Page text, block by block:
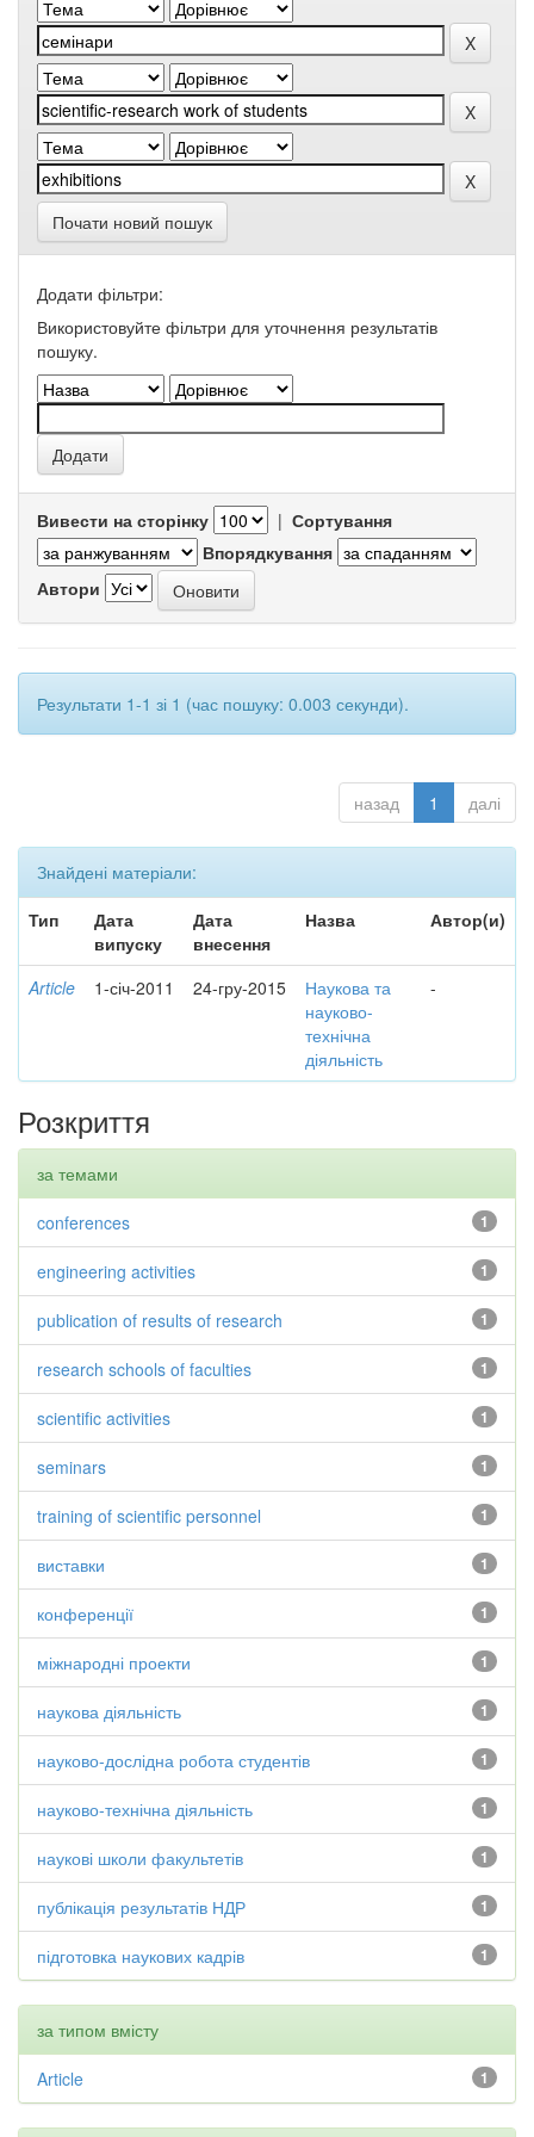
Почати новий пошук
Додати фільтри:
Використовуйте фільтри для уточнення результатів
пошуку.
Вивести на сторінку | Сортування
Впорядкування
Автори
Результати 1-1 зі 1 (час пошуку: 0.003 секунди).
назад 1 далі
Знайдені матеріали:
Тип
Дата
випуску
Дата
внесення
Назва Автор(и)
Article 1-січ-2011 24-гру-2015
Наукова та
науково-
технічна
діяльність
-
Розкриття
за темами
1
conferences
1
engineering activities
1
publication of results of research
1
research schools of faculties
1
scientific activities
1
seminars
1
training of scientific personnel
1
виставки
1
конференції
1
міжнародні проекти
1
наукова діяльність
1
науково-дослідна робота студентів
1
науково-технічна діяльність
1
наукові школи факультетів
1
публікація результатів НДР
1
підготовка наукових кадрів
за типом вмісту
1
Article